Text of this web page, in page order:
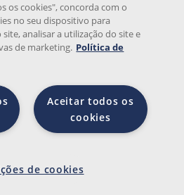
Charon. Todos os direitos
reservados.
os cookies", concorda com o
no seu dispositivo para
analisar a utilização do site e
de marketing. Política de
Aceitar todos os
cookies
de cookies